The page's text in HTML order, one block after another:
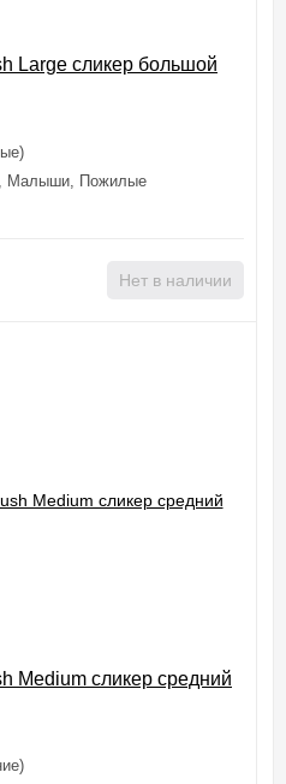
Large сликер большой
Малыши, Пожилые
Нет в наличии
Medium сликер средний